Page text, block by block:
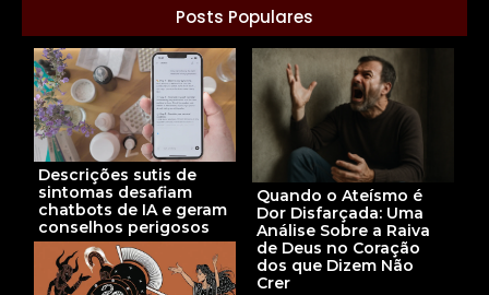
Posts Populares
Descrições sutis de
sintomas desafiam
chatbots de IA e geram
conselhos perigosos
Quando o Ateísmo é
Dor Disfarçada: Uma
Análise Sobre a Raiva
de Deus no Coração
dos que Dizem Não
Crer